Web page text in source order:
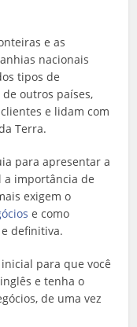
e as
nacionais
tipos de
outros países,
e lidam com
Terra.
para apresentar a
a importância de
exigem o
e como
definitiva.
para que você
e tenha o
de uma vez